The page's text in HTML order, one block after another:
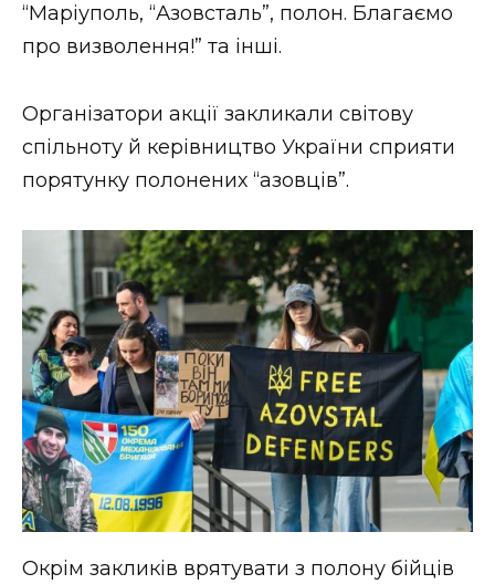
ЗАКАРПАТСЬКІ НОВИНИ
НОВИНИ ЗАХІДНОЇ УКРАЇНИ
ВІДЕО
“Маріуполь, “Азовсталь”, полон. Благаємо
про визволення!” та інші.
Організатори акції закликали світову
спільноту й керівництво України сприяти
порятунку полонених “азовців”.
Окрім закликів врятувати з полону бійців